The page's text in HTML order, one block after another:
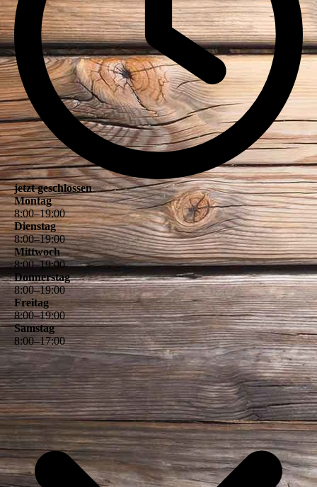
jetzt geschlossen
Montag
8:00–19:00
Dienstag
8:00–19:00
Mittwoch
8:00–19:00
Donnerstag
8:00–19:00
Freitag
8:00–19:00
Samstag
8:00–17:00